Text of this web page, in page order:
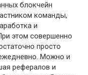
блокчейн
команды,
и
этом совершенно
просто
Можно и
рефералов и